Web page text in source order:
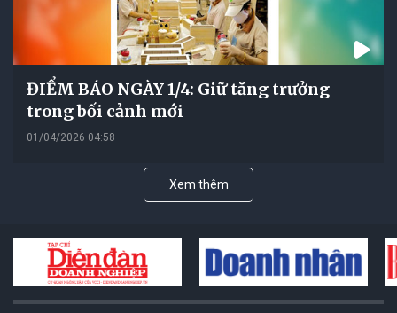
ĐIỂM BÁO NGÀY 1/4: Giữ tăng trưởng
trong bối cảnh mới
01/04/2026 04:58
Xem thêm